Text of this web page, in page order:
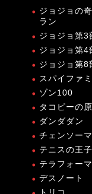
ジョジョの
ラン
ジョジョ第3
ジョジョ第4
ジョジョ第8
スパイファ
ゾン100
タコピーの
ダンダダン
チェンソー
テニスの王
テラフォー
デスノート